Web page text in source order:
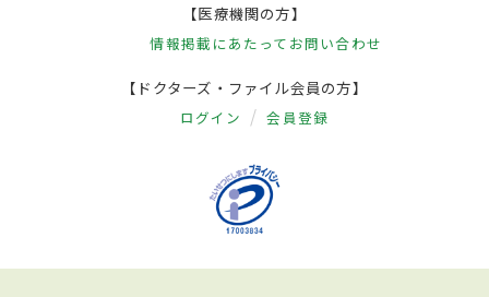
【医療機関の方】
情報掲載にあたって お問い合わせ
【ドクターズ・ファイル会員の方】
ログイン 会員登録